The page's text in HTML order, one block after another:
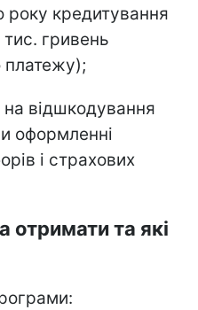
кредитування
гривень
платежу);
відшкодування
оформленні
і страхових
отримати та які